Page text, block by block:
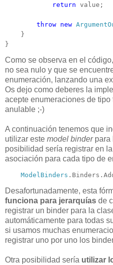
return value;
throw new
}
}
Como se observa en el
no sea nulo y que se
enumeración, lanzando una
Os dejo como deberes la
acepte enumeraciones de
anulable ;-)
A continuación tenemos que
utilizar este model binderpara
posibilidad sería registrar en
asociación para cada tipo de
ModelBinders
Desafortunadamente, esta
funciona para jerarquías de
registrar un binder para la
automáticamente para todas
si usamos muchas
registrar uno por uno los
Otra posibilidad sería utilizar